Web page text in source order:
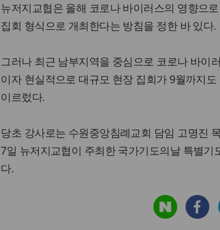
뉴저지교협은 올해 코로나 바이러스의 영향으
집회 형식으로 개최한다는 방침을 정한 바 있다.
그러나 최근 남부지역을 중심으로 코로나 바이
이자 현실적으로 대규모 현장 집회가 9월까지
이르렀다.
당초 강사로는 수원중앙침례교회 담임 고명진
7일 뉴저지교협이 주최한 국가기도의날 특별
다.